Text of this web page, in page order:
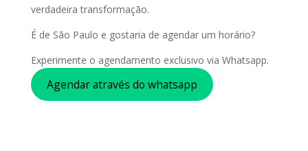
verdadeira transformação.
É de São Paulo e gostaria de agendar um horário?
Experimente o agendamento exclusivo via Whatsapp.
Agendar através do whatsapp